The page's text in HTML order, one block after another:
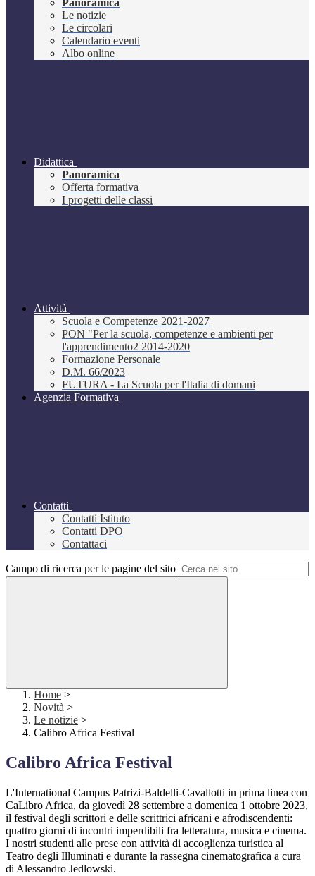
Panoramica
Le notizie
Le circolari
Calendario eventi
Albo online
Didattica
Panoramica
Offerta formativa
I progetti delle classi
Attività
Scuola e Competenze 2021-2027
PON "Per la scuola, competenze e ambienti per
l'apprendimento2 2014-2020
Formazione Personale
D.M. 66/2023
FUTURA - La Scuola per l'Italia di domani
Agenzia Formativa
Contatti
Contatti Istituto
Contatti DPO
Contattaci
Campo di ricerca per le pagine del sito
Home >
Novità >
Le notizie >
Calibro Africa Festival
Calibro Africa Festival
L'International Campus Patrizi-Baldelli-Cavallotti in prima linea con
CaLibro Africa, da giovedì 28 settembre a domenica 1 ottobre 2023,
il festival degli scrittori e delle scrittrici africani e afrodiscendenti:
quattro giorni di incontri imperdibili fra letteratura, musica e cinema.
I nostri studenti alle prese con attività di accoglienza turistica al
Teatro degli Illuminati e durante la rassegna cinematografica a cura
di Alessandro Jedlowski.